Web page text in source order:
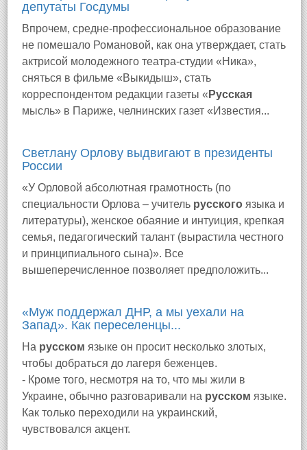
депутаты Госдумы
Впрочем, средне-профессиональное образование
не помешало Романовой, как она утверждает, стать
актрисой молодежного театра-студии «Ника»,
сняться в фильме «Выкидыш», стать
корреспондентом редакции газеты « Русская
мысль» в Париже, челнинских газет «Известия...
Светлану Орлову выдвигают в президенты
России
«У Орловой абсолютная грамотность (по
специальности Орлова – учитель русского языка и
литературы), женское обаяние и интуиция, крепкая
семья, педагогический талант (вырастила честного
и принципиального сына)». Все
вышеперечисленное позволяет предположить...
«Муж поддержал ДНР, а мы уехали на
Запад». Как переселенцы...
На русском языке он просит несколько злотых,
чтобы добраться до лагеря беженцев.
- Кроме того, несмотря на то, что мы жили в
Украине, обычно разговаривали на русском языке.
Как только переходили на украинский,
чувствовался акцент.